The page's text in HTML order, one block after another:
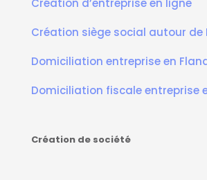
Création d’entreprise en ligne
Création siège social autour de
Domiciliation entreprise en
Domiciliation fiscale entreprise
Création de société